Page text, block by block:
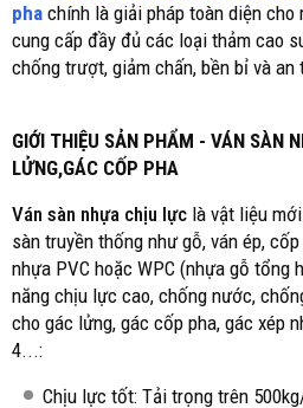
pha chính là giải pháp toàn diện
cung cấp đầy đủ các loại thảm cao
chống trượt, giảm chấn, bền bỉ và an
GIỚI THIỆU SẢN PHẨM - VÁN SÀN
LỬNG,GÁC CỐP PHA
Ván sàn nhựa chịu lực là vật liệu
sàn truyền thống như gỗ, ván ép,
nhựa PVC hoặc WPC (nhựa gỗ tổng
năng chịu lực cao, chống nước,
cho gác lửng, gác cốp pha, gác xép
4...:
Chịu lực tốt: Tải trọng trên